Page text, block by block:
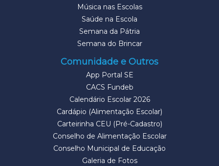
Música nas Escolas
Saúde na Escola
Semana da Pátria
Semana do Brincar
Comunidade e Outros
App Portal SE
CACS Fundeb
Calendário Escolar 2026
Cardápio (Alimentação Escolar)
Carteirinha CEU (Pré-Cadastro)
Conselho de Alimentação Escolar
Conselho Municipal de Educação
Galeria de Fotos